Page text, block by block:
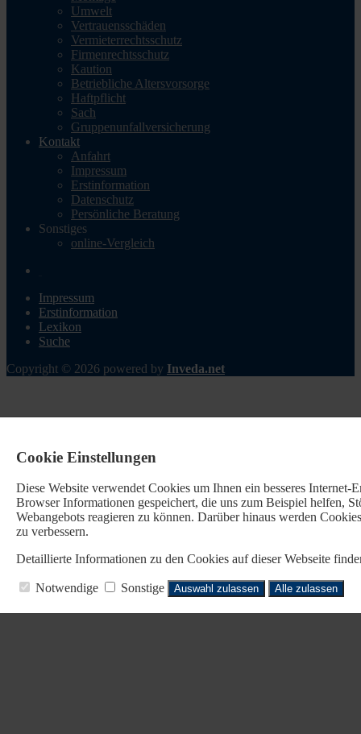
Umwelt
Vertrauensschäden
Vermieterrechtsschutz
Firmenrechtsschutz
Kaution
Betriebliche Altersvorsorge
Haftpflicht
Sach
Gruppenunfallversicherung
Kontakt
Anfahrt
Impressum
Erstinformation
Datenschutz
Persönliche Beratung
Sonstiges
online-Vergleich
Impressum
Erstinformation
Lexikon
Suche
Copyright © 2026 powered by Inveda.net
Cookie Einstellungen
Diese Website verwendet Cookies um Ihnen ein besseres
Browser Informationen gespeichert, die uns zum Beispiel helfen,
Webangebots reagieren zu können. Darüber hinaus werden
zu verbessern.
Detaillierte Informationen zu den Cookies auf dieser Webseite
Notwendige Sonstige Auswahl zulassen Alle zulassen